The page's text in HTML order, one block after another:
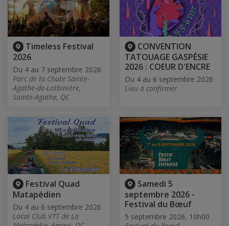
Timeless Festival
2026
Du 4 au 7 septembre 2026
Parc de la Chute Sainte-
Agathe-de-Lotbinière,
Sainte-Agathe, QC
CONVENTION
TATOUAGE GASPÉSIE
2026 : COEUR D'ENCRE
Du 4 au 6 septembre 2026
Lieu à confirmer
Festival Quad
Matapédien
Du 4 au 6 septembre 2026
Local Club VTT de La
Samedi 5
septembre 2026 -
Festival du Bœuf
5 septembre 2026, 10h00